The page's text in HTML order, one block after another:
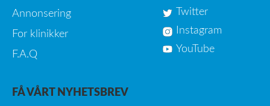
Annonsering
For klinikker
F.A.Q
Twitter
Instagram
YouTube
FÅ VÅRT NYHETSBREV